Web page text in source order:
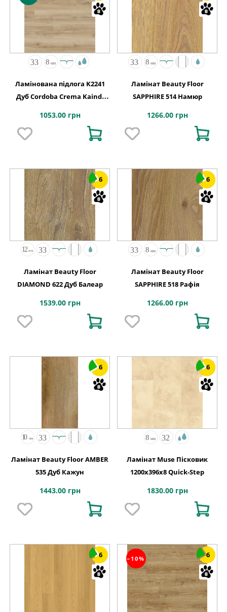
Ламінована підлога K2241
Дуб Cordoba Crema Kaindl
1053.00 грн
Ламінат Beauty Floor
SAPPHIRE 514 Намюр
1266.00 грн
6
Ламінат Beauty Floor
DIAMOND 622 Дуб Балеар
1539.00 грн
6
Ламінат Beauty Floor
SAPPHIRE 518 Рафія
1266.00 грн
6
Ламінат Beauty Floor AMBER
535 Дуб Кажун
1443.00 грн
6
Ламінат Muse Пісковик
1200х396x8 Quick-Step
1830.00 грн
6 −10% 6